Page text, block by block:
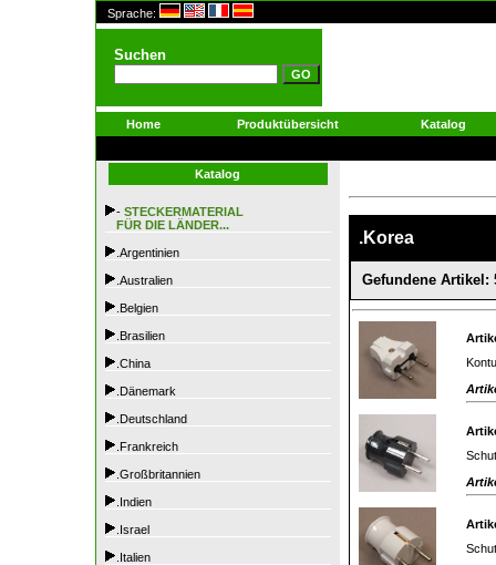
Sprache:
Suchen
Home Produktübersicht Katalog
Katalog
- STECKERMATERIAL
FÜR DIE LÄNDER...
.Argentinien
.Australien
.Belgien
.Brasilien
.China
.Dänemark
.Deutschland
.Frankreich
.Großbritannien
.Indien
.Israel
.Italien
.Korea
Gefundene Artikel: